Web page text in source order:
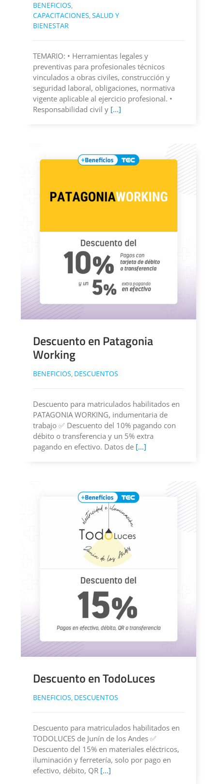
BENEFICIOS,
CAPACITACIONES, SALUD Y
BIENESTAR
TEMARIO: • Herramientas legales y
preventivas para profesionales técnicos
vinculados a obras civiles, construcción y
seguridad laboral, obligaciones, normativa
vigente aplicable al ejercicio profesional. •
Responsabilidad civil y [...]
Descuento en Patagonia
Working
BENEFICIOS, DESCUENTOS
Descuento para matriculados habilitados en
PATAGONIA WORKING, indumentaria de
trabajo ✅ Descuento del 10% pagando con
débito o transferencia y un 5% extra
pagando en efectivo. Datos de [...]
Descuento en TodoLuces
BENEFICIOS, DESCUENTOS
Descuento para matriculados habilitados en
TODOLUCES de Junín de los Andes ✅
Descuento del 15% en materiales eléctricos,
iluminación y ferretería, solo por pago en
efectivo, débito, QR [...]